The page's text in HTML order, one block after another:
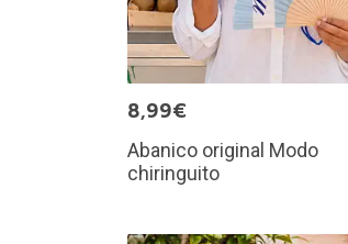
8,99€
Abanico original Modo
chiringuito